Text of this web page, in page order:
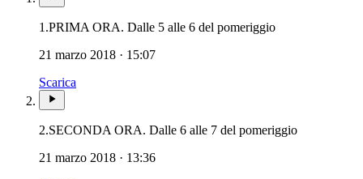
1.PRIMA ORA. Dalle 5 alle 6 del pomeriggio
21 marzo 2018 · 15:07
Scarica
2.SECONDA ORA. Dalle 6 alle 7 del pomeriggio
21 marzo 2018 · 13:36